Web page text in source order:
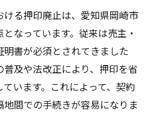
る押印廃止は、愛知県岡崎市
なっています。従来は売主・
書が必須とされてきました
及や法改正により、押印を省
います。これによって、契約
間での手続きが容易になりま